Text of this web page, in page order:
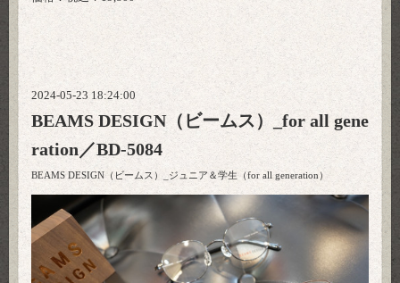
2024-05-23 18:24:00
BEAMS DESIGN（ビームス）_for all gene
ration／BD-5084
BEAMS DESIGN（ビームス）_ジュニア＆学生（for all generation）